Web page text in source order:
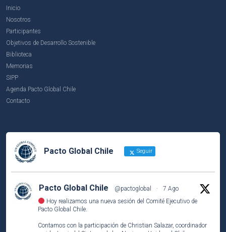
Inicio
Nosotros
Participantes
Objetivos de Desarrollo Sostenible
Biblioteca
Memorias
SIPP
Agenda Pacto Global Chile
Contacto
Pacto Global Chile Seguir
Pacto Global Chile @pactoglobal ·
7 Ago
Hoy realizamos una nueva sesión del Comité Ejecutivo de
Pacto Global Chile.
Contamos con la participación de Christian Salazar, coordinador